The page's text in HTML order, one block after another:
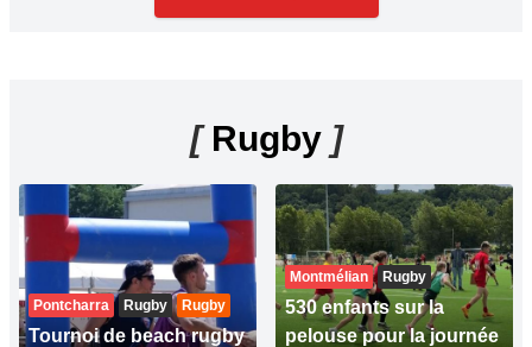
[Rugby ]
Pontcharra Rugby Rugby
Tournoi de beach rugby
Montmélian Rugby
530 enfants sur la
pelouse pour la journée